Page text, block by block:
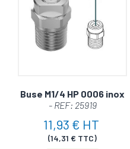
Buse M1/4 HP 0006 inox
- REF: 25919
11,93 € HT
(14,31 € TTC)